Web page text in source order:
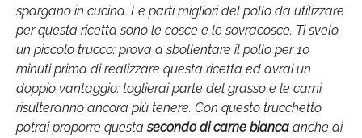
spargano in cucina. Le parti migliori del pollo da utilizzare
per questa ricetta sono le cosce e le sovracosce. Ti svelo
un piccolo trucco: prova a sbollentare il pollo per 10
minuti prima di realizzare questa ricetta ed avrai un
doppio vantaggio: toglierai parte del grasso e le carni
risulteranno ancora più tenere. Con questo trucchetto
potrai proporre questasecondo di carne bianca anche ai